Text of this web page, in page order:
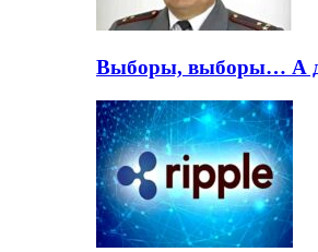
Выборы, выборы… А